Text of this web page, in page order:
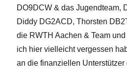
DO9DCW & das Jugendteam,
Diddy DG2ACD, Thorsten
die RWTH Aachen & Team
ich hier vielleicht vergessen
an die finanziellen Unterstützer